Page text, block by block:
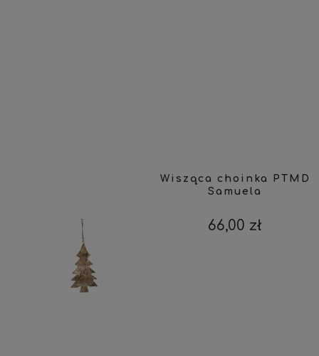
Wisząca choinka PTMD
Samuela
66,00 zł